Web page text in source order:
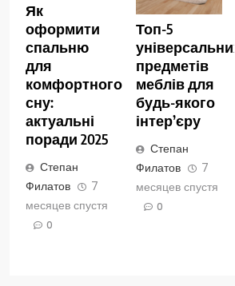
Як
оформити
спальню
для
комфортного
сну:
актуальні
поради 2025
Степан
Филатов
7
месяцев спустя
0
Топ-5
універсальних
предметів
меблів для
будь-якого
інтер’єру
Степан
Филатов
7
месяцев спустя
0